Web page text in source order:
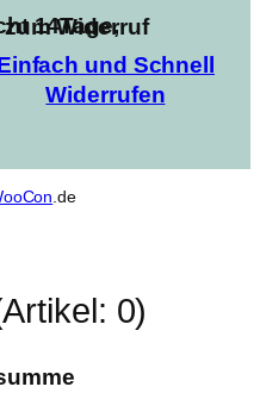
Tage Zeit zum Widerruf
und Schnell
Widerrufen
.de
0)